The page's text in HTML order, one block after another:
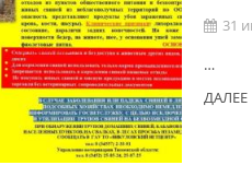
31
…
ДАЛЕЕ